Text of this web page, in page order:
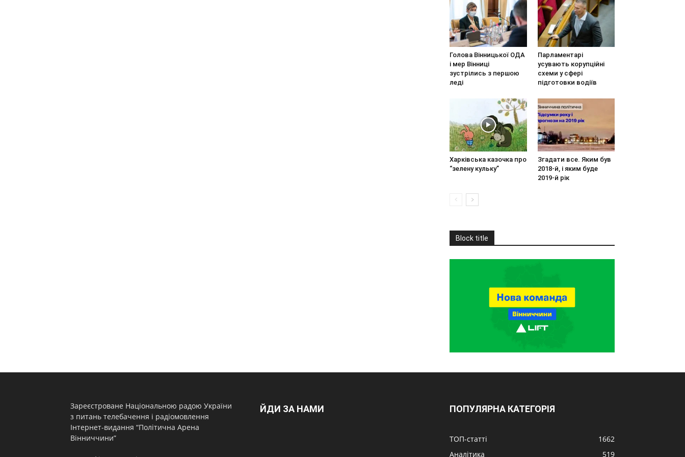
Голова Вінницької ОДА
і мер Вінниці
зустрілись з першою
леді
Парламентарі
усувають корупційні
схеми у сфері
підготовки водіїв
Харківська казочка про
“зелену кульку”
Згадати все. Яким був
2018-й, і яким буде
2019-й рік
Block title
Зареєстроване Національною радою України
з питань телебачення і радіомовлення
Інтернет-видання “Політична Арена
Вінниччини”
ЙДИ ЗА НАМИ ПОПУЛЯРНА КАТЕГОРІЯ
ТОП-статті
1662
Аналітика
519